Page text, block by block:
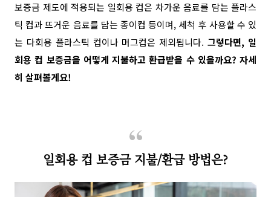
보증금 제도에 적용되는 일회용 컵은 차가운 음료를 담는 플라스
틱 컵과 뜨거운 음료를 담는 종이컵 등이며, 세척 후 사용할 수 있
는 다회용 플라스틱 컵이나 머그컵은 제외됩니다. 그렇다면, 일
회용 컵 보증금을 어떻게 지불하고 환급받을 수 있을까요? 자세
히 살펴볼게요!
일회용 컵 보증금 지불/환급 방법은?